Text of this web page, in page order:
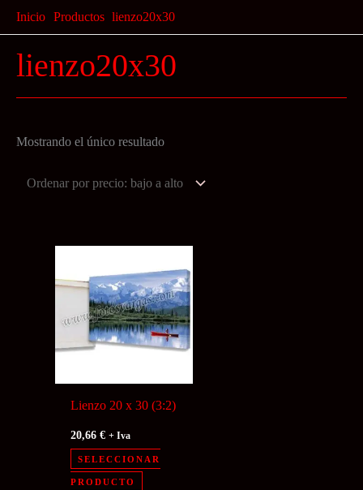
al
contenido
Inicio Productos lienzo20x30
lienzo20x30
Mostrando el único resultado
Lienzo 20 x 30 (3:2)
20,66€ + Iva
SELECCIONAR
PRODUCTO